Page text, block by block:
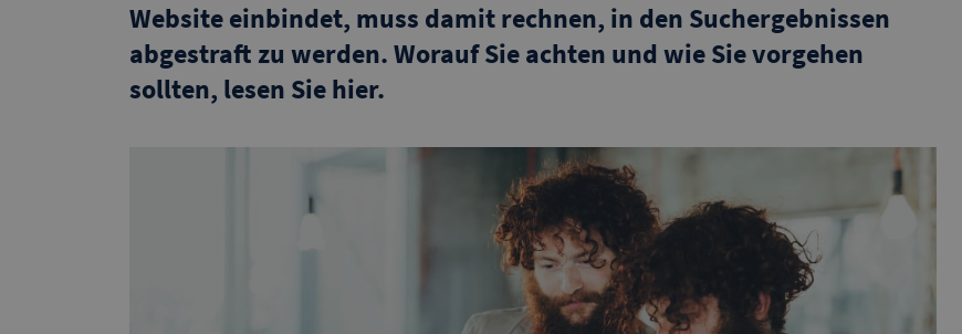
Website einbindet, muss damit rechnen, in den Suchergebnissen
abgestraft zu werden. Worauf Sie achten und wie Sie vorgehen
sollten, lesen Sie hier.